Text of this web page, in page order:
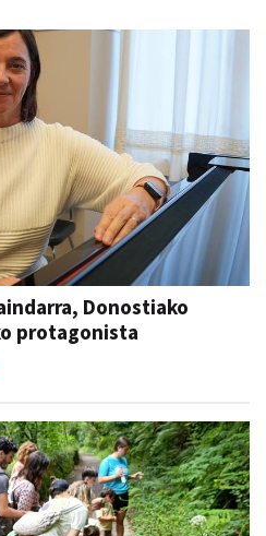
Donostiako
protagonista